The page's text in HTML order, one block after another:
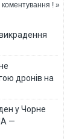
! »
дронів на
у Чорне
—